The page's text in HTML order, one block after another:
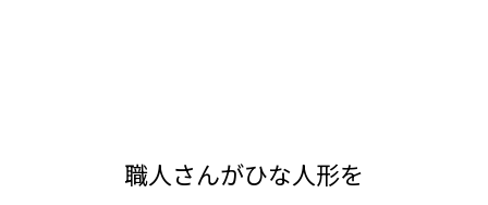
職人さんがひな人形を